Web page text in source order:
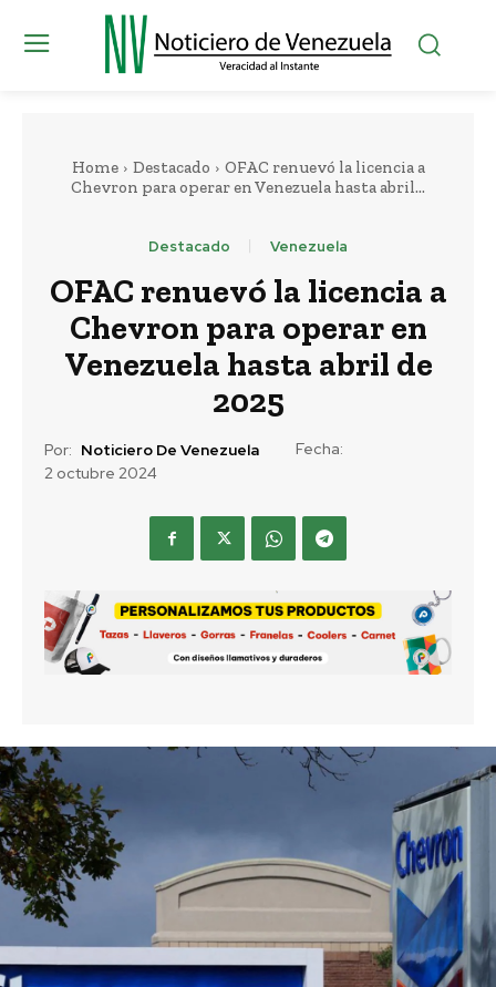
Home Destacado
OFAC renuevó la licencia a
Chevron para operar en Venezuela hasta abril...
Destacado Venezuela
OFAC renuevó la licencia a
Chevron para operar en
Venezuela hasta abril de
2025
Por: Noticiero De Venezuela
Fecha:
2 octubre 2024